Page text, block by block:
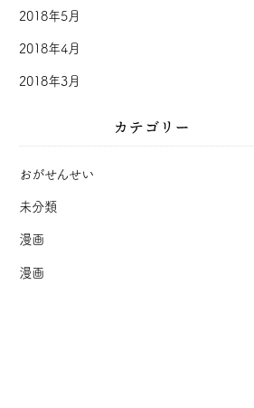
2018年5月
2018年4月
2018年3月
カテゴリー
おがせんせい
未分類
漫画
漫画